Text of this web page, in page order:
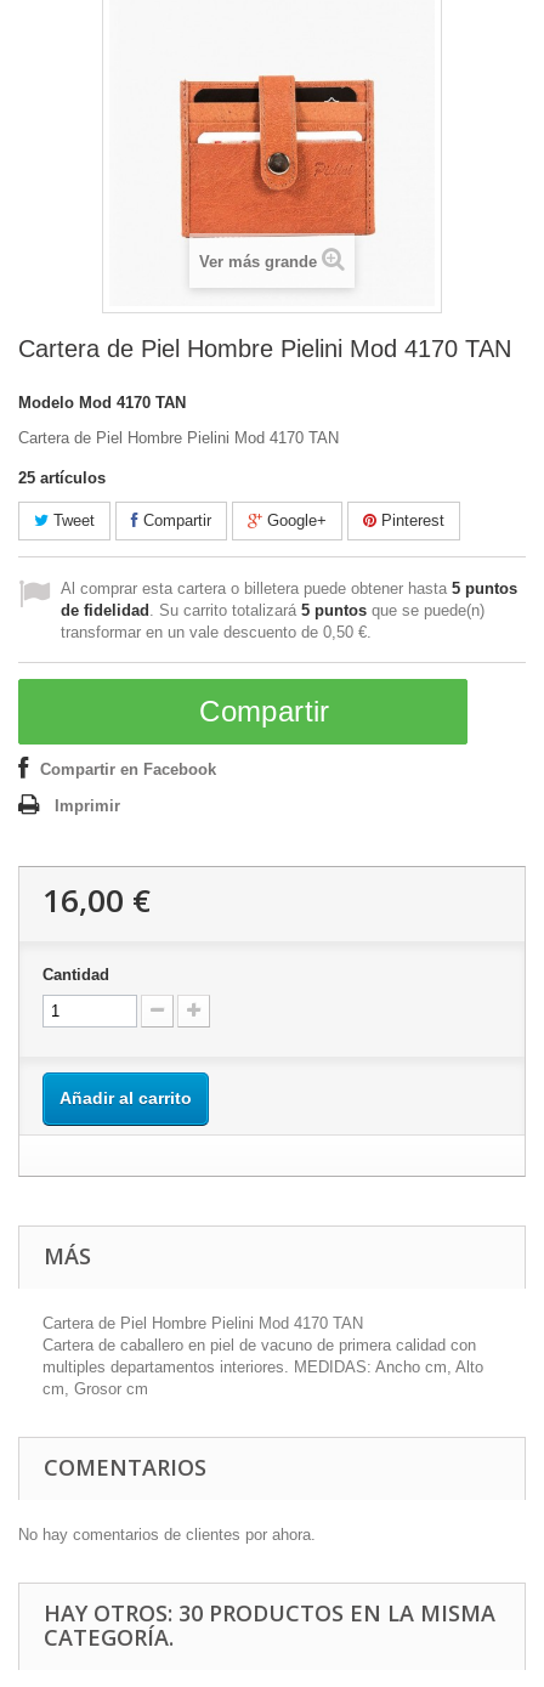
Ver más grande
Cartera de Piel Hombre Pielini Mod 4170 TAN
Modelo Mod 4170 TAN
Cartera de Piel Hombre Pielini Mod 4170 TAN
25 artículos
Tweet Compartir Google+ Pinterest
Al comprar esta cartera o billetera puede obtener hasta 5 puntos
de fidelidad . Su carrito totalizará 5 puntos que se puede(n)
transformar en un vale descuento de 0,50 €.
Compartir
Compartir en Facebook
Imprimir
16,00 €
Cantidad
Añadir al carrito
MÁS
Cartera de Piel Hombre Pielini Mod 4170 TAN
Cartera de caballero en piel de vacuno de primera calidad con
multiples departamentos interiores. MEDIDAS: Ancho cm, Alto
cm, Grosor cm
COMENTARIOS
No hay comentarios de clientes por ahora.
HAY OTROS: 30 PRODUCTOS EN LA MISMA
CATEGORÍA.